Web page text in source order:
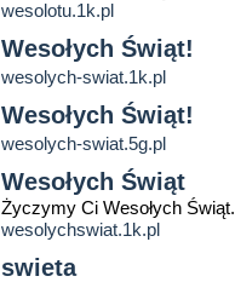
wesolotu.1k.pl
Wesołych Świąt!
wesolych-swiat.1k.pl
Wesołych Świąt!
wesolych-swiat.5g.pl
Wesołych Świąt
Życzymy Ci Wesołych Świąt.
wesolychswiat.1k.pl
swieta